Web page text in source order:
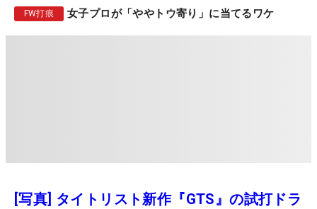
FW打痕 女子プロが「ややトウ寄り」に当てるワケ
[写真] タイトリスト新作『GTS』の試打ドラ